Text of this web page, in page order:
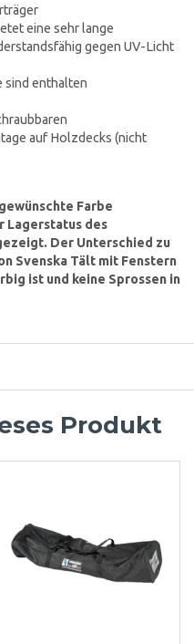
eine sehr lange
gegen UV-Licht
sind enthalten
auf Holzdecks (nicht
Farbe
Lagerstatus des
Der Unterschied zu
Svenska Tält mit Fenstern
ist und keine Sprossen in
Produkt